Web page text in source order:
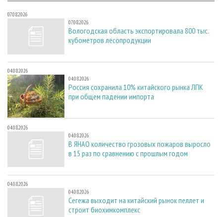
07.08.2026
07.08.2026
Вологодская область экспортировала 800 тыс.
кубометров лесопродукции
04.08.2026
04.08.2026
Россия сохранила 10% китайского рынка ЛПК
при общем падении импорта
04.08.2026
04.08.2026
В ЯНАО количество грозовых пожаров выросло
в 15 раз по сравнению с прошлым годом
04.08.2026
04.08.2026
Сегежа выходит на китайский рынок пеллет и
строит биохимкомплекс